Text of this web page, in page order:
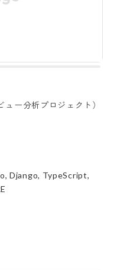
ー分析プロジェクト）
Django, TypeScript,